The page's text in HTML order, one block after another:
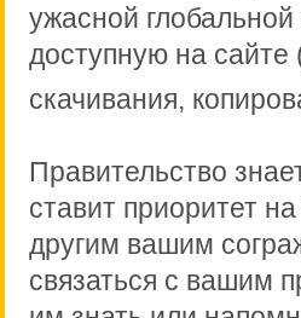
ужасной
доступную на
скачивания,
Правительство
ставит приоритет
другим вашим
связаться с вашим